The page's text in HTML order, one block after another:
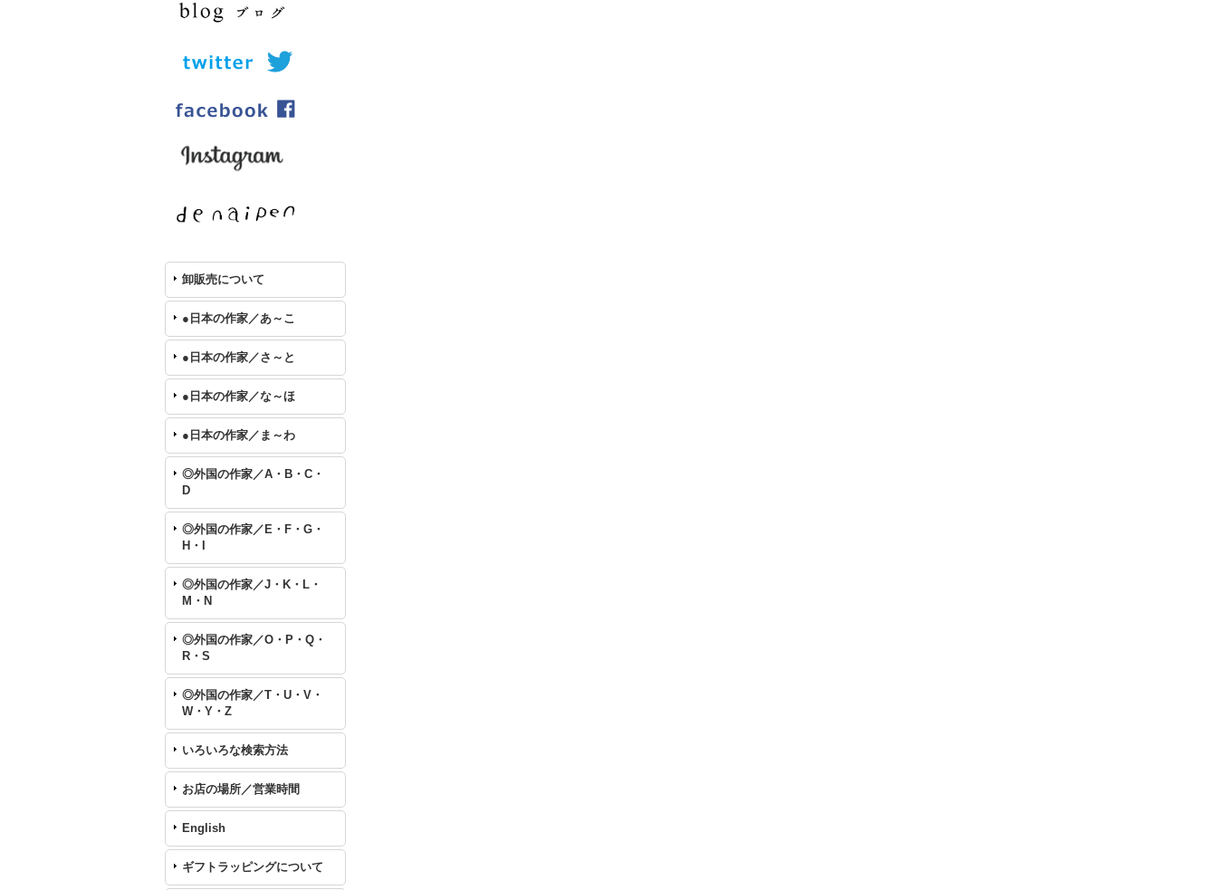
卸販売について
●日本の作家／あ～こ
●日本の作家／さ～と
●日本の作家／な～ほ
●日本の作家／ま～わ
◎外国の作家／A・B・C・
D
◎外国の作家／E・F・G・
H・I
◎外国の作家／J・K・L・
M・N
◎外国の作家／O・P・Q・
R・S
◎外国の作家／T・U・V・
W・Y・Z
いろいろな検索方法
お店の場所／営業時間
English
ギフトラッピングについて